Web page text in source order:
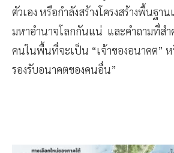
ตัวเอง หรือกำลังสร้างโครงสร้างพื้นฐา
มหาอำนาจโลกกันแน่ และคำถามที่ส
คนในพื้นที่จะเป็น “เจ้าของอนาคต”
รองรับอนาคตของคนอื่น”